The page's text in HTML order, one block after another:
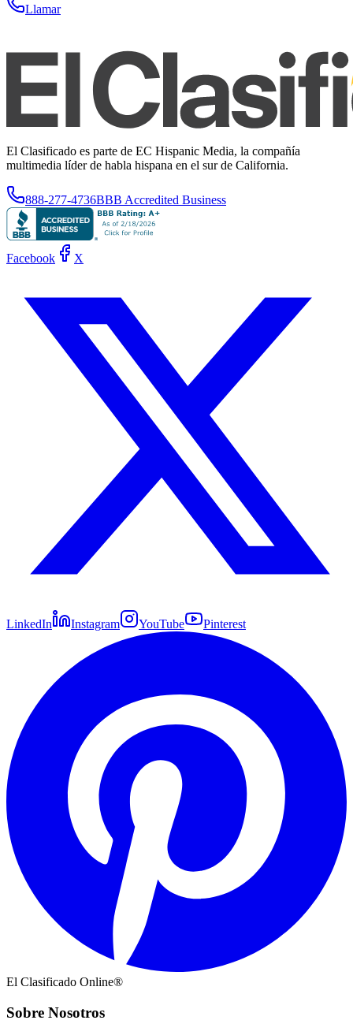
Llamar
El Clasificado es parte de EC Hispanic Media, la compañía
multimedia líder de habla hispana en el sur de California.
888-277-4736BBB Accredited Business
Facebook X
LinkedIn Instagram YouTube Pinterest
El Clasificado Online®
Sobre Nosotros